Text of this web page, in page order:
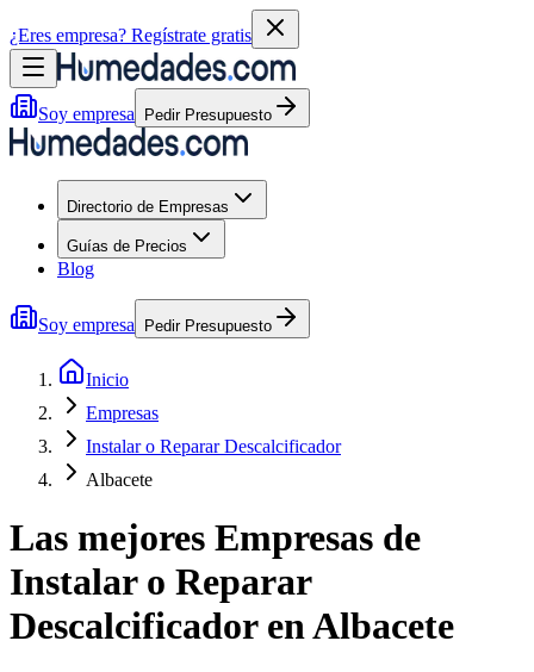
¿Eres empresa? Regístrate gratis
Soy empresa Pedir Presupuesto
Directorio de Empresas
Guías de Precios
Blog
Soy empresa Pedir Presupuesto
Inicio
Empresas
Instalar o Reparar Descalcificador
Albacete
Las mejores Empresas de
Instalar o Reparar
DescalcificadorenAlbacete